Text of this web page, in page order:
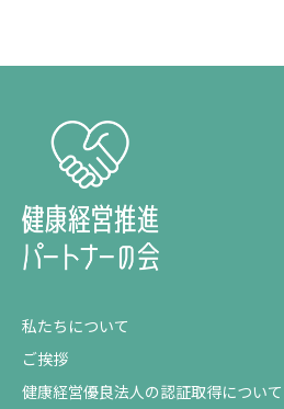
私たちについて
ご挨拶
健康経営優良法人の認証取得について